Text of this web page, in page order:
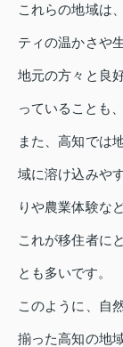
これらの地域は
ティの温かさや
地元の方々と良
っていることも
また、高知では
域に溶け込みや
りや農業体験な
これが移住者に
とも多いです。
このように、自
揃った高知の地